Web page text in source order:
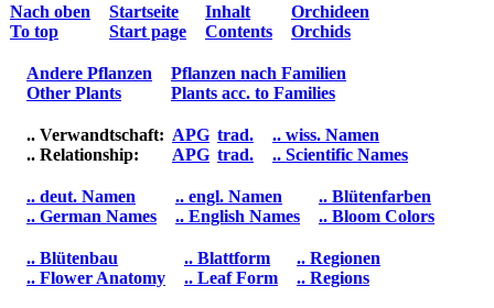
Nach oben
To top
Startseite
Start page
Inhalt
Contents
Orchideen
Orchids
Andere Pflanzen
Other Plants
Pflanzen nach Familien
Plants acc. to Families
.. Verwandtschaft:
.. Relationship:
APG
APG
trad.
trad.
.. wiss. Namen
.. Scientific Names
.. deut. Namen
.. German Names
.. engl. Namen
.. English Names
.. Blütenfarben
.. Bloom Colors
.. Blütenbau
.. Flower Anatomy
.. Blattform
.. Leaf Form
.. Regionen
.. Regions